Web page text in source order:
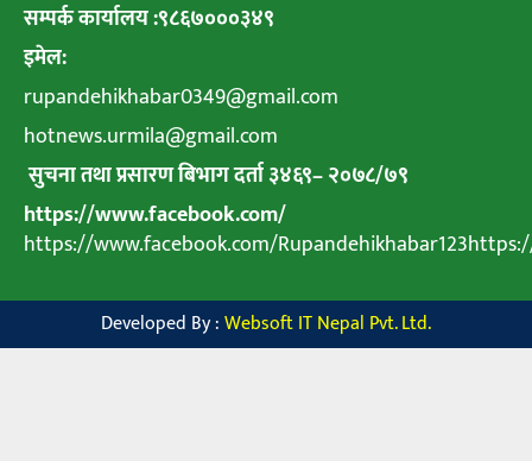
सम्पर्क कार्यालय :९८६७०००३४९
इमेल:
rupandehikhabar0349@gmail.com
hotnews.urmila@gmail.com
सुचना तथा प्रसारण बिभाग दर्ता ३४६९–२०७८/७९
https://www.facebook.com/
https://www.facebook.com/
Developed By :Websoft IT Nepal Pvt. Ltd.